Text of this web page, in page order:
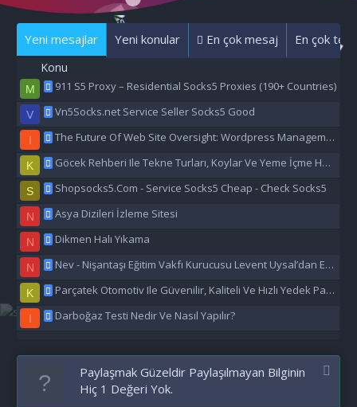
Yeni mesajlar Yeni konular En çok mesaj En çok
Konu
M 911 S5 Proxy – Residential Socks5 Proxies (190+ Countries)
V Vn5Socks.net Service Seller Socks5 Good
I The Future Of Web Site Oversight: Wordpress Management Aı
K Göcek Rehberi Ile Tekne Turları, Koylar Ve Yeme İçme Hakkında Eşsiz Bilgiler
S Shopsocks5.Com - Service Socks5 Cheap - Check Socks5
N Asya Dizileri İzleme Sitesi
N Dikmen Halı Yıkama
N Nev - Nişantaşı Eğitim Vakfı Kurucusu Levent Uysal’dan Eğitime Büyük Destek
K Parçatek Otomotiv Ile Güvenilir, Kaliteli Ve Hızlı Yedek Parça Çözümleri
I Darboğaz Testi Nedir Ve Nasıl Yapılır?
Paylaşmak Güzeldir Paylaşılmayan Bilginin
Hiç 1 Değeri Yok.